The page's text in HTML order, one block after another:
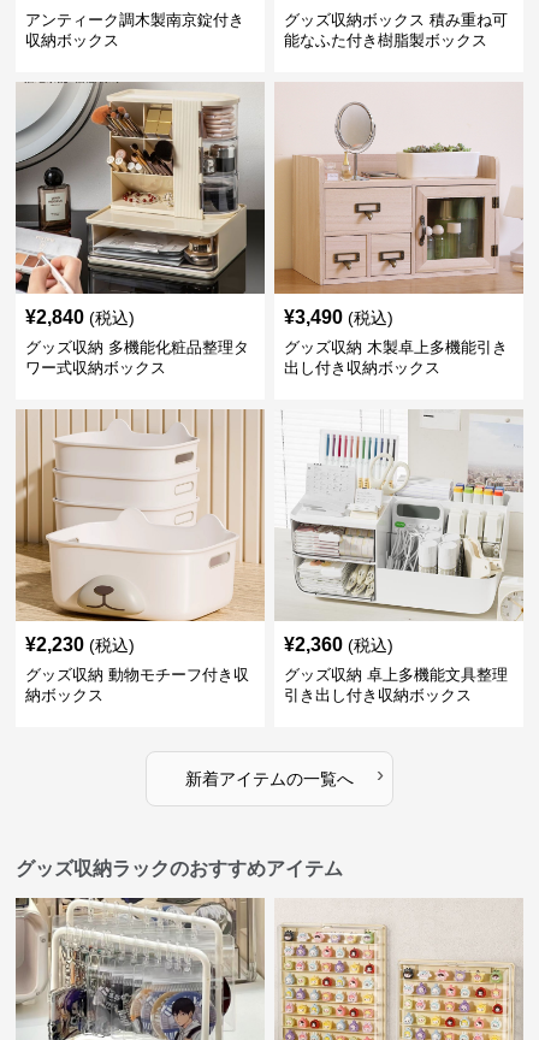
アンティーク調木製南京錠付き
収納ボックス
グッズ収納ボックス 積み重ね可
能なふた付き樹脂製ボックス
¥2,840 (税込)
グッズ収納 多機能化粧品整理タ
ワー式収納ボックス
¥3,490 (税込)
グッズ収納 木製卓上多機能引き
出し付き収納ボックス
¥2,230 (税込)
グッズ収納 動物モチーフ付き収
納ボックス
¥2,360 (税込)
グッズ収納 卓上多機能文具整理
引き出し付き収納ボックス
新着アイテムの一覧へ ›
グッズ収納ラックのおすすめアイテム